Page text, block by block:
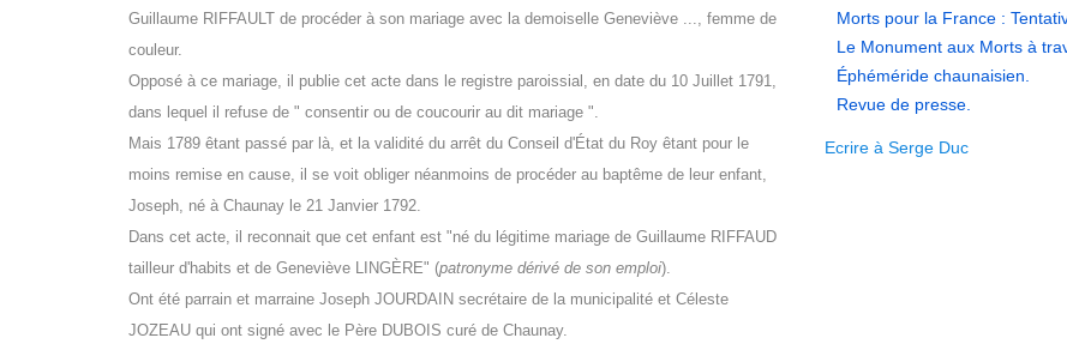
Guillaume RIFFAULT de procéder à son mariage avec la demoiselle Geneviève ..., femme de
couleur.
Opposé à ce mariage, il publie cet acte dans le registre paroissial, en date du 10 Juillet 1791,
dans lequel il refuse de " consentir ou de coucourir au dit mariage ".
Mais 1789 êtant passé par là, et la validité du arrêt du Conseil d'État du Roy êtant pour le
moins remise en cause, il se voit obliger néanmoins de procéder au baptême de leur enfant,
Joseph, né à Chaunay le 21 Janvier 1792.
Dans cet acte, il reconnait que cet enfant est "né du légitime mariage de Guillaume RIFFAUD
tailleur d'habits et de Geneviève LINGÈRE" (patronyme dérivé de son emploi).
Ont été parrain et marraine Joseph JOURDAIN secrétaire de la municipalité et Céleste
JOZEAU qui ont signé avec le Père DUBOIS curé de Chaunay.
Morts pour la France :
Le Monument aux Morts à
Éphéméride chaunaisien.
Revue de presse.
Ecrire à Serge Duc